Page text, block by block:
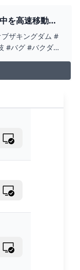
を高速移動す
オブ ザ キン
ザキングダム #
#バグ #バクダン